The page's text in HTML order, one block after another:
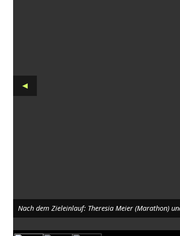
e
n
uNach dem Zieleinlauf: Theresia Meier (Marathon)
◄